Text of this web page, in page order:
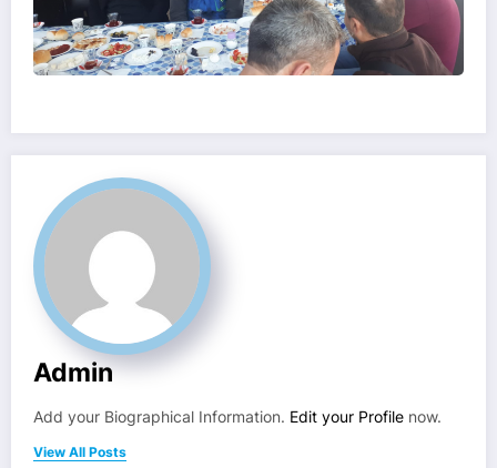
Admin
Add your Biographical Information. Edit your Profile now.
View All Posts